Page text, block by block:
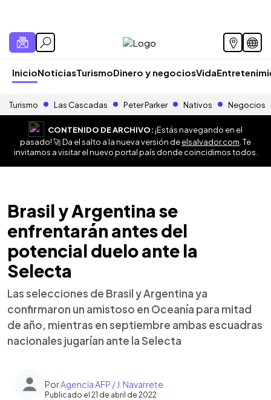
InicioNoticiasTurismoDinero y negociosVida
Turismo Las Cascadas Peter Parker Nativos Negocios
CONTENIDO DE ARCHIVO:¡Estás navegando en el
pasado! 🚀 Da el salto a la nueva versión deelsalvador.com . Te
invitamos a visitar el nuevo portal país donde coincidimos todos.
Brasil y Argentina se
enfrentarán antes del
potencial duelo ante la
Selecta
Las selecciones de Brasil y Argentina ya
confirmaron un amistoso en Oceanía para mitad
de año, mientras en septiembre ambas escuadras
nacionales jugarían ante la Selecta
PorAgencia AFP / J. Navarrete
Publicado el 21 de abril de 2022